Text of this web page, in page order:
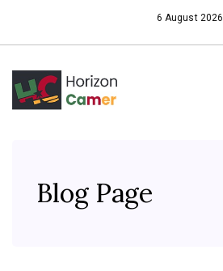
6 August 2026
Blog Page